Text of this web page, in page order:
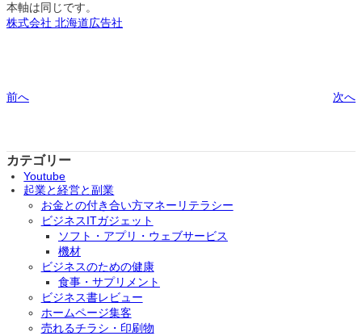
本軸は同じです。
株式会社 北海道広告社
前へ 次へ
カテゴリー
Youtube
起業と経営と副業
お金との付き合い方マネーリテラシー
ビジネスITガジェット
ソフト・アプリ・ウェブサービス
機材
ビジネスのための健康
食事・サプリメント
ビジネス書レビュー
ホームページ集客
売れるチラシ・印刷物